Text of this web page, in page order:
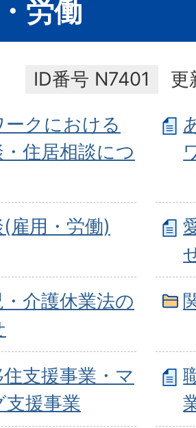
労働
ID番号 N7401
更
クにおける
住居相談につ
雇用・労働)
介護休業法の
支援事業・マ
支援事業